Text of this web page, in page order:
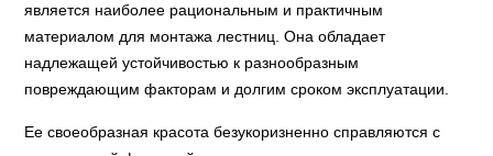
является наиболее рациональным и практичным
материалом для монтажа лестниц. Она обладает
надлежащей устойчивостью к разнообразным
повреждающим факторам и долгим сроком эксплуатации.
Ее своеобразная красота безукоризненно справляются с